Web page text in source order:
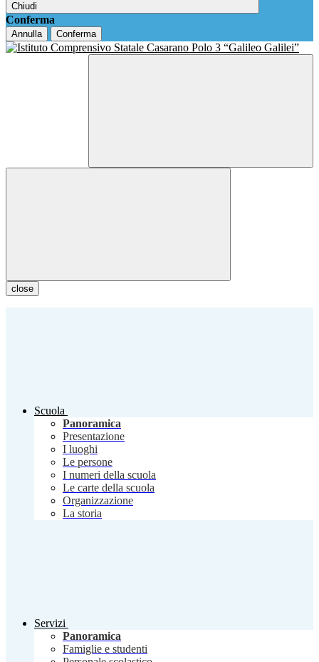
Chiudi
Conferma
Annulla Conferma
close
Scuola
Panoramica
Presentazione
I luoghi
Le persone
I numeri della scuola
Le carte della scuola
Organizzazione
La storia
Servizi
Panoramica
Famiglie e studenti